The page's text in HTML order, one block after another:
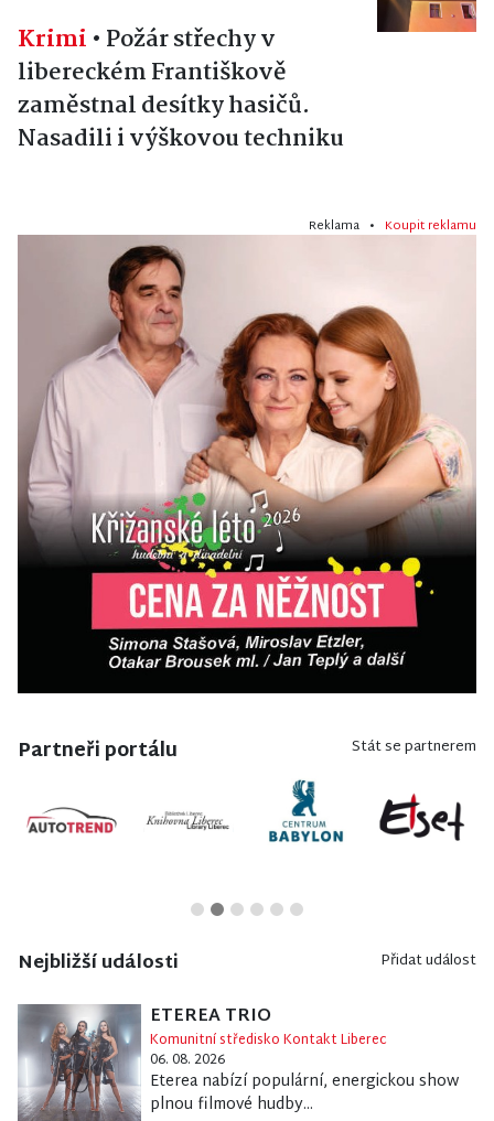
Krimi • Požár střechy v
libereckém Františkově
zaměstnal desítky hasičů.
Nasadili i výškovou techniku
Reklama • Koupit reklamu
Partneři portálu Stát se partnerem
Nejbližší události Přidat událost
ETEREA TRIO
Komunitní středisko Kontakt Liberec
06. 08. 2026
Eterea nabízí populární, energickou show
plnou filmové hudby...